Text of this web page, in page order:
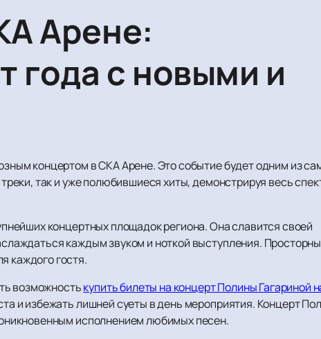
Арене:
года с новыми и
концертом в СКА Арене. Это событие будет одним из
так и уже полюбившиеся хиты, демонстрируя весь
концертных площадок региона. Она славится своей
каждым звуком и ноткой выступления.
каждого гостя.
возможностькупить билеты на концерт Полины Гагариной
и избежать лишней суеты в день мероприятия. Концерт
исполнением любимых песен.